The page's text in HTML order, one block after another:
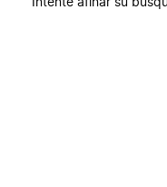
Intente afinar su